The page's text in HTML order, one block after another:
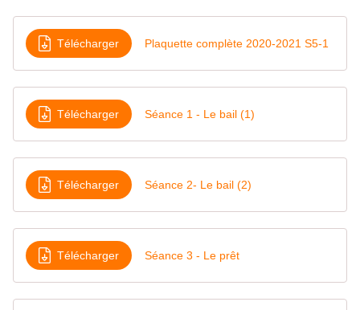
Télécharger Plaquette complète 2020-2021 S5-1
Télécharger Séance 1 - Le bail (1)
Télécharger Séance 2- Le bail (2)
Télécharger Séance 3 - Le prêt